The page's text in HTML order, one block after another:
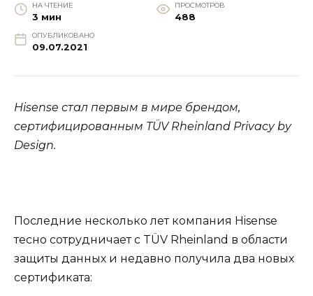
НА ЧТЕНИЕ
3 мин
ПРОСМОТРОВ
488
ОПУБЛИКОВАНО
09.07.2021
Hisense стал первым в мире брендом,
сертифицированным TÜV Rheinland Privacy by
Design.
Последние несколько лет компания Hisense
тесно сотрудничает с TÜV Rheinland в области
защиты данных и недавно получила два новых
сертификата: